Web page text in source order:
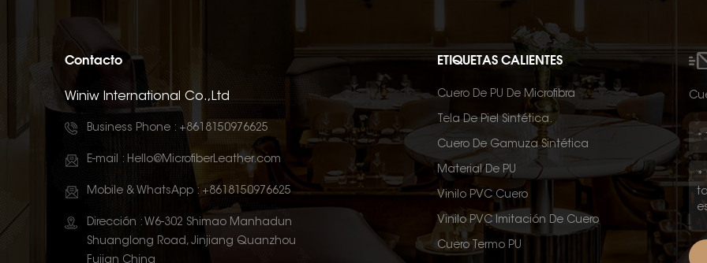
Contacto
Winiw International Co.,Ltd
Business Phone : +8618150976625
E-mail : Hello@MicrofiberLeather.com
Mobile & WhatsApp : +8618150976625
Dirección : W6-302 Shimao Manhadun
Shuanglong Road, Jinjiang Quanzhou
Fujian China
ETIQUETAS CALIENTES
Cuero De PU De Microfibra
Tela De Piel Sintética.
Cuero De Gamuza Sintética
Material De PU
Vinilo PVC Cuero
Vinilo PVC Imitación De Cuero
Cuero Termo PU